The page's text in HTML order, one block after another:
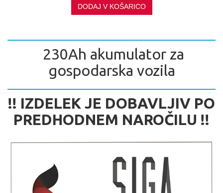
DODAJ V KOŠARICO
230Ah akumulator za
gospodarska vozila
!! IZDELEK JE DOBAVLJIV PO
PREDHODNEM NAROČILU !!